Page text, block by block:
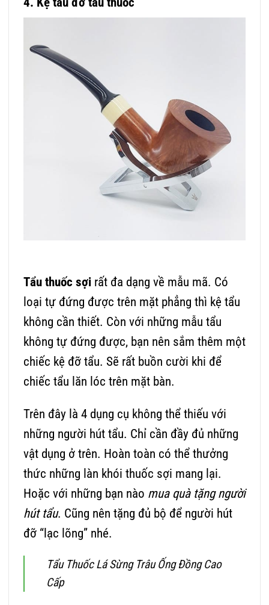
Tẩu thuốc sợi rất đa dạng về mẫu mã. Có
loại tự đứng được trên mặt phẳng thì kệ tẩu
không cần thiết. Còn với những mẫu tẩu
không tự đứng được, bạn nên sắm thêm một
chiếc kệ đỡ tẩu. Sẽ rất buồn cười khi để
chiếc tẩu lăn lóc trên mặt bàn.
Trên đây là 4 dụng cụ không thể thiếu với
những người hút tẩu. Chỉ cần đầy đủ những
vật dụng ở trên. Hoàn toàn có thể thưởng
thức những làn khói thuốc sợi mang lại.
Hoặc với những bạn nào mua quà tặng người
hút tẩu. Cũng nên tặng đủ bộ để người hút
đỡ “lạc lõng” nhé.
Tẩu Thuốc Lá Sừng Trâu Ống Đồng Cao
Cấp